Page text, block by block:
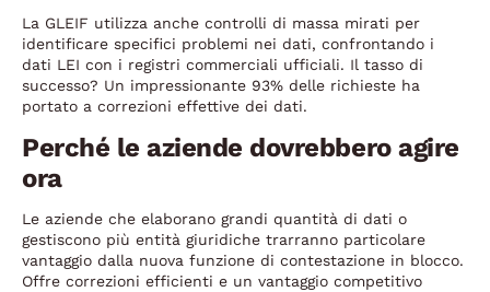
La GLEIF utilizza anche controlli di massa mirati per
identificare specifici problemi nei dati, confrontando i
dati LEI con i registri commerciali ufficiali. Il tasso di
successo? Un impressionante 93% delle richieste ha
portato a correzioni effettive dei dati.
Perché le aziende dovrebbero agire
ora
Le aziende che elaborano grandi quantità di dati o
gestiscono più entità giuridiche trarranno particolare
vantaggio dalla nuova funzione di contestazione in blocco.
Offre correzioni efficienti e un vantaggio competitivo